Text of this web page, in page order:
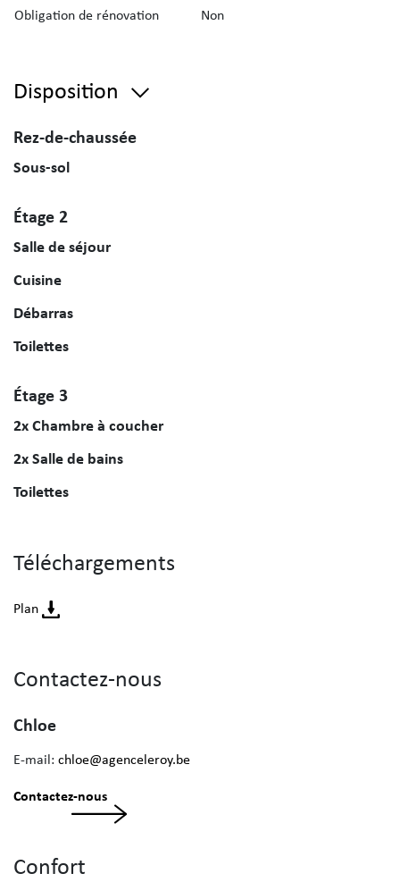
Obligation de rénovation Non
Disposition
Rez-de-chaussée
Sous-sol
Étage 2
Salle de séjour
Cuisine
Débarras
Toilettes
Étage 3
2x Chambre à coucher
2x Salle de bains
Toilettes
Téléchargements
Plan
Contactez-nous
Chloe
E-mail: chloe@agenceleroy.be
Contactez-nous
Confort